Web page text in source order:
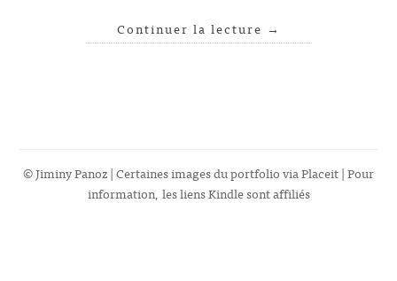
Continuer la lecture →
© Jiminy Panoz | Certaines images du portfolio viaPlaceit| Pour
information, les liens Kindle sont affiliés